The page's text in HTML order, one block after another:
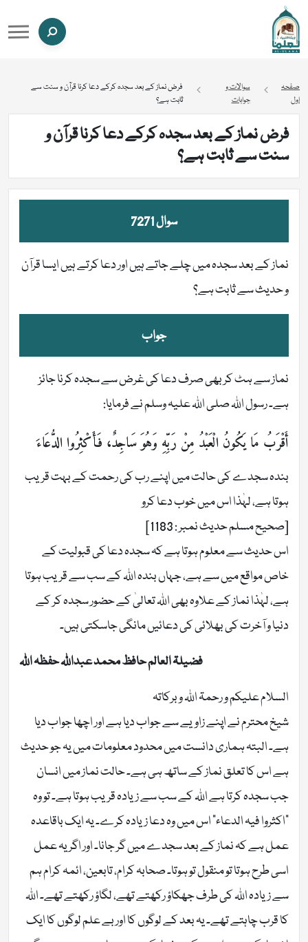
صفحہ
اول
سوالات و
جوابات
فرض نماز کے بعد سجدہ کرکے دعا کرنا قرآن و سنت سے
ثابت ہے؟
فرض نماز کے بعد سجدہ کرکے دعا کرنا قرآن و
سنت سے ثابت ہے؟
سوال 7271
نماز کے بعد سجدہ میں چلے جاتے ہیں اور دعا کرتے ہیں ایسا قرآن
و حدیث سے ثابت ہے؟
جواب
نماز سے ہٹ کر بھی صرف دعا کی غرض سے سجدہ کرنا جائز
ہے۔ رسول اللہ صلی اللہ علیہ وسلم نے فرمایا:
أَقْرَبُ مَا يَكُونُ الْعَبْدُ مِنْ رَبِّهِ وَهُوَ سَاجِدٌ، فَأَكْثِرُوا الدُّعَاءَ
بندہ سجدے کی حالت میں اپنے رب کی رحمت کے بہت قریب
ہوتا ہے، لہٰذا اس میں خوب دعا کرو
[صحیح مسلم حدیث نمبر : 1183]
اس حدیث سے معلوم ہوتا ہے کہ سجدہ دعا کی قبولیت کے
خاص مواقع میں سے ہے، جہاں بندہ اللہ کے سب سے قریب ہوتا
ہے، لہٰذا نماز کے علاوہ بھی اللہ تعالیٰ کے حضور سجدہ کر کے
دنیا و آخرت کی بھلائی کی دعائیں مانگی جاسکتی ہیں۔
فضیلۃ العالم حافظ محمد عبداللہ حفظہ اللہ
السلام علیکم و رحمۃ اللہ وبرکاتہ
شیخ محترم نے اپنے زاویے سے جواب دیا ہے اور اچھا جواب دیا
ہے۔ البتہ ہماری دانست میں محدود معلومات میں یہ جو حدیث
ہے اس کا تعلق نماز کے ساتھ ہی ہے۔ حالت نماز میں انسان
جب سجدہ کرتا ہے اللہ کے سب سے زیادہ قریب ہوتا ہے۔ تو وہ
“اکثروا فیہ الدعاء” اس میں وہ دعا زیادہ کرے۔ یہ ایک باقاعدہ
عمل ہے کہ نماز کے بعد سجدے میں گر جانا۔ اور اگر یہ عمل
اسی طرح ہوتا تو منقول تو ہوتا۔ صحابہ کرام، تابعین، ائمہ کرام ہم
سے زیادہ اللہ کی طرف جھکاؤ رکھتے تھے، لگاؤ رکھتے تھے۔ اللہ
کا قرب چاہتے تھے۔ یہ بعد کے لوگوں کا اور بے علم لوگوں کا ایک